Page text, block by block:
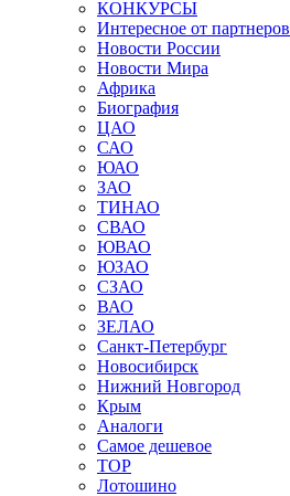
КОНКУРСЫ
Интересное от партнеров
Новости России
Новости Мира
Африка
Биография
ЦАО
САО
ЮАО
ЗАО
ТИНАО
СВАО
ЮВАО
ЮЗАО
СЗАО
ВАО
ЗЕЛАО
Санкт-Петербург
Новосибирск
Нижний Новгород
Крым
Аналоги
Самое дешевое
TOP
Лотошино